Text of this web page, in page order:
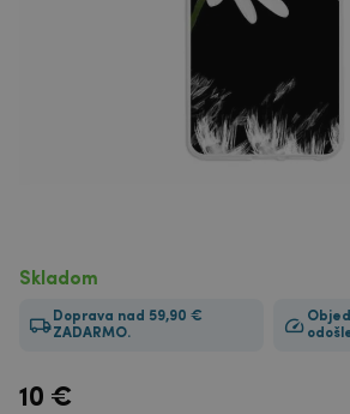
Skladom
Doprava nad 59,90 €
ZADARMO.
10 €